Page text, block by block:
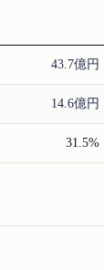
43.7億円
14.6億円
31.5%